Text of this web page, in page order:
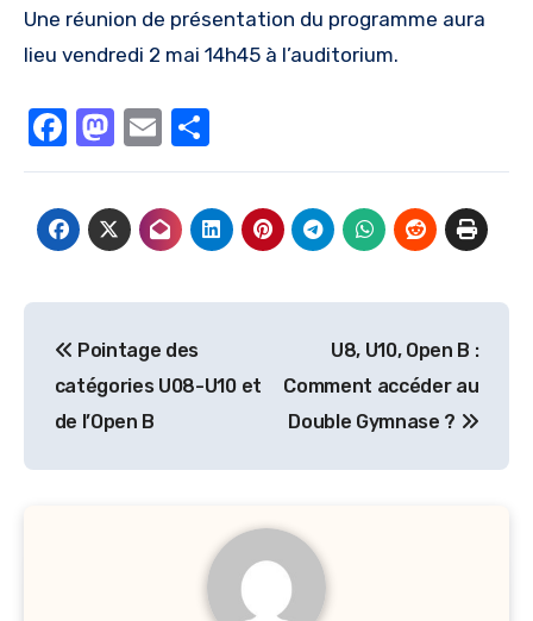
Une réunion de présentation du programme aura
lieu vendredi 2 mai 14h45 à l’auditorium.
Facebook
Mastodon
Email
de
l’article
Pointage des
catégories U08-U10 et
de l’Open B
U8, U10, Open B :
Comment accéder au
Double Gymnase ?